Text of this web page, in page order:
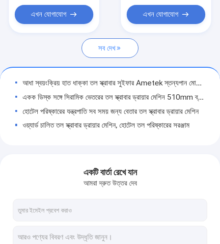
মেঝে পরিস্কারকারী যন্ত্রপাতি
রাস্তা পরিষ্কারের যানবাহন
ফ্লোর বাফার মেশিন
বাণিজ্যিক জীবাণুমুক্তকরণ যন্ত্র
এখন যোগাযোগ এখন যোগাযোগ
সব দেখ
আধা স্বয়ংক্রিয় হাত ধাক্কা তল স্ক্রাবার সুইফার Ametek স্তন্যপান মোটর পিছনে হাঁটা
একক ডিস্ক সঙ্গে সিরামিক ভেতরের তল স্ক্রাবার ড্রায়ার মেশিন 510mm ব্রাউন দিয়া
হোটেল পরিষ্কারের যন্ত্রপাতি সব সময় জন্য বেতার তল স্ক্রাবার ড্রায়ার মেশিন
ওয়্যার্ড চালিত তল স্ক্রাবার ড্রায়ার মেশিন, হোটেল তল পরিষ্কারের সরঞ্জাম
শিল্প তল পরিষ্কার মেশিনের পিছনে হাঁটা পরিবেশ বান্ধব কম নয়েজ
তারযুক্ত বৈদ্যুতিক শিল্পকৌশল তল পরিষ্কার মেশিন আধা স্বয়ংক্রিয় সম্পূর্ণভাবে
উচ্চ সুবিশালতা অনুপাত শিল্পকৌশল তল পরিষ্কারের সরঞ্জাম 750W ব্রাশের মোটর
ডাইমেন প্লাস্টোকার কম্প্যাক্ট মাঝারি এলাকা স্টীম ছাড়া শিল্প মেঝে পরিষ্কারের মেশিন
একটি বার্তা রেখে যান
আমরা দ্রুত উত্তর দেব